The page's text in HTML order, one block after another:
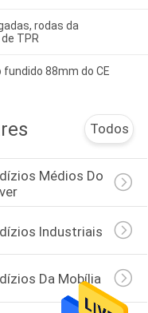
rodas da
TPR
88mm do CE
Todos
Médios Do
Industriais
Da Mobília